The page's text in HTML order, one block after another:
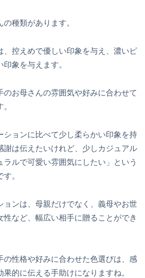
種類があります。
、控えめで優しい印象を与え、濃いピ
象を与えます。
のお母さんの雰囲気や好みに合わせて
ションに比べて少し柔らかい印象を持
謝は伝えたいけれど、少しカジュアル
ラルで可愛い雰囲気にしたい」という
。
ョンは、母親だけでなく、義母やお世
性など、幅広い相手に贈ることができ
の性格や好みに合わせた色選びは、感
的に伝える手助けになりますね。